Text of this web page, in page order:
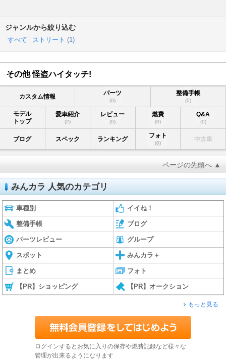
ジャンルから絞り込む
すべて ストリート (1)
その他 怪盗ハイタッチ!
カスタム情報 パーツ
(0)
整備手帳
(0)
モデル
トップ
愛車紹介
(2)
レビュー
(0)
燃費
(0)
Q&A
(0)
ブログ スペック ランキング フォト
(0)
中古車
ページの先頭へ ▲
みんカラ 人気のカテゴリ
車種別 イイね！
整備手帳 ブログ
パーツレビュー グループ
スポット みんカラ＋
まとめ フォト
【PR】ショッピング 【PR】オークション
もっと見る
ログインするとお気に入りの保存や燃費記録など様々な
管理が出来るようになります